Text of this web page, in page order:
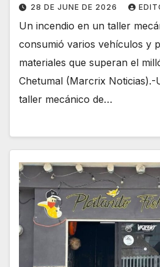
28 DE JUNE DE 2026
Un incendio en un taller
consumió varios vehículos y
materiales que superan el
Chetumal (Marcrix Noticias).-
taller mecánico de…